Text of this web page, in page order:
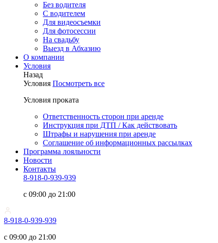
Без водителя
С водителем
Для видеосъемки
Для фотосессии
На свадьбу
Выезд в Абхазию
О компании
Условия
Назад
Условия Посмотреть все
Условия проката
Ответственность сторон при аренде
Инструкция при ДТП / Как действовать
Штрафы и нарушения при аренде
Соглашение об информационных рассылках
Программа лояльности
Новости
Контакты
8-918-0-939-939
с 09:00 до 21:00
8-918-0-939-939
с 09:00 до 21:00